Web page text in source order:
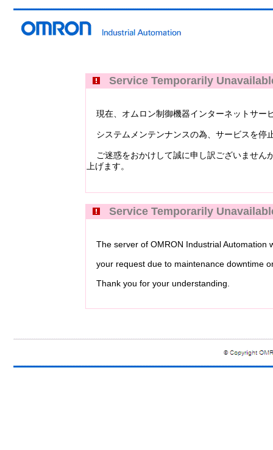
Service Temporarily
現在、オムロン制御機器インターネットサー
システムメンテンナンスの為、サービスを停
ご迷惑をおかけして誠に申し訳ございません
上げます。
Service Temporarily
The server of OMRON Industrial Automation
your request due to maintenance downtime
Thank you for your understanding.